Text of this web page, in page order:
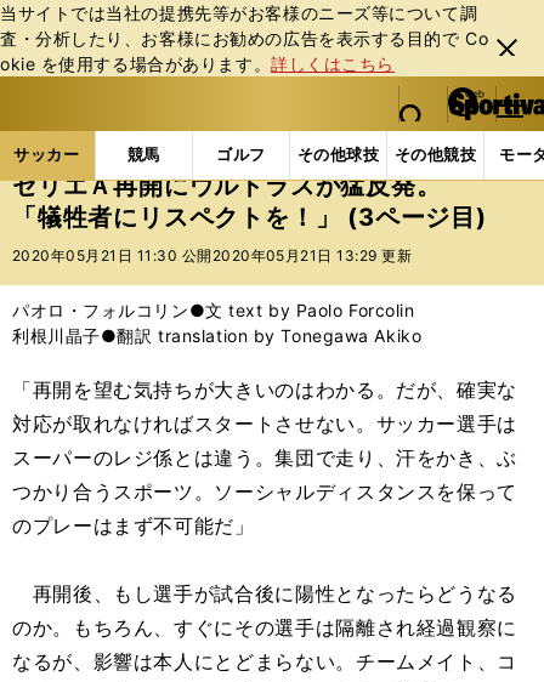
当サイトでは当社の提携先等がお客様のニーズ等について調
査・分析したり、お客様にお勧めの広告を表⽰する⽬的で Co
okie を使⽤する場合があります。詳しくはこちら
閉じ
る
web Sportiva (webスポルティーバ)
検索
マイペ
ー
ジ
メニュ
サッカー 競馬 ゴルフ その他球技 その他競技 モー
ス
ポ
ル
バ
サッカーの記事一覧 海外サッカー 海外サッカー
セリエＡ再開にウルトラスが猛反発。
「犠牲者にリスペクトを！」 (3ページ目)
2020年05月21日 11:30 公開 2020年05月21日 13:29 更新
パオロ・フォルコリン●文 text by Paolo Forcolin
利根川晶子●翻訳 translation by Tonegawa Akiko
「再開を望む気持ちが大きいのはわかる。だが、確実な
対応が取れなければスタートさせない。サッカー選手は
スーパーのレジ係とは違う。集団で走り、汗をかき、ぶ
つかり合うスポーツ。ソーシャルディスタンスを保って
のプレーはまず不可能だ」
再開後、もし選手が試合後に陽性となったらどうなる
のか。もちろん、すぐにその選手は隔離され経過観察に
なるが、影響は本人にとどまらない。チームメイト、コ